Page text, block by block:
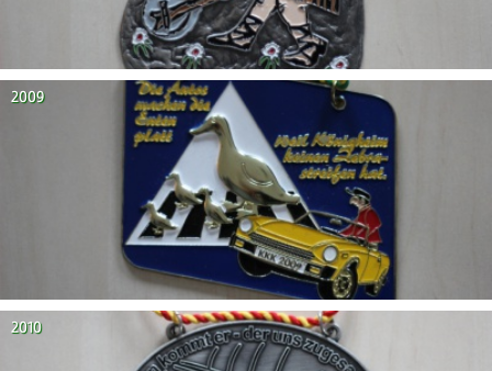
2009
2010